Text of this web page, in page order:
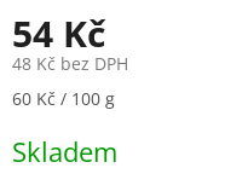
54 Kč
48 Kč bez DPH
Měrná
60 Kč / 100 g
Skladem